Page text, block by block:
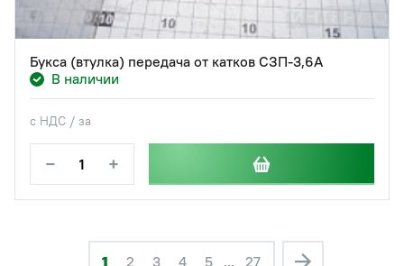
Букса (втулка) передача от катков СЗП-3,6А
В наличии
с НДС / за
− +
1 2 3 4 5 ... 27